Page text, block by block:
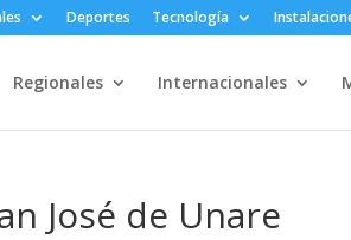
Deportes Tecnología
Regionales Internacionales
José de Unare